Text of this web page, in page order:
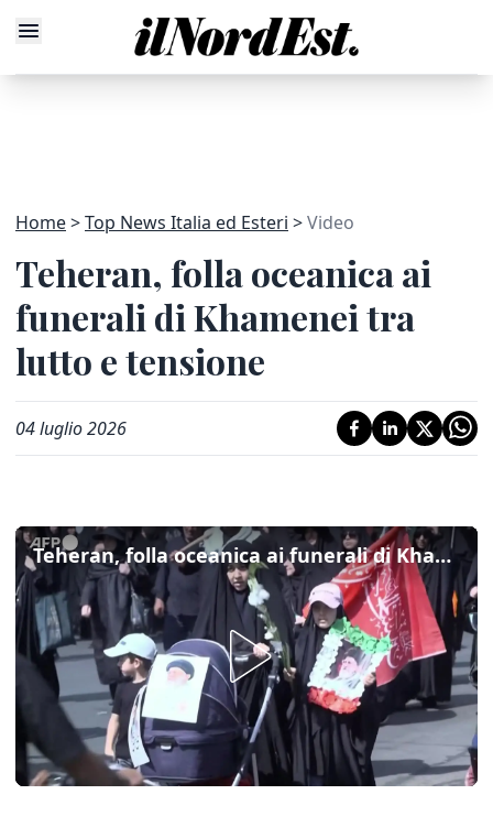
Home Top News Italia ed Esteri Video
Teheran, folla oceanica ai
funerali di Khamenei tra
lutto e tensione
04 luglio 2026
Teheran, folla oceanica ai funerali di Khamenei tra lutto e tensione